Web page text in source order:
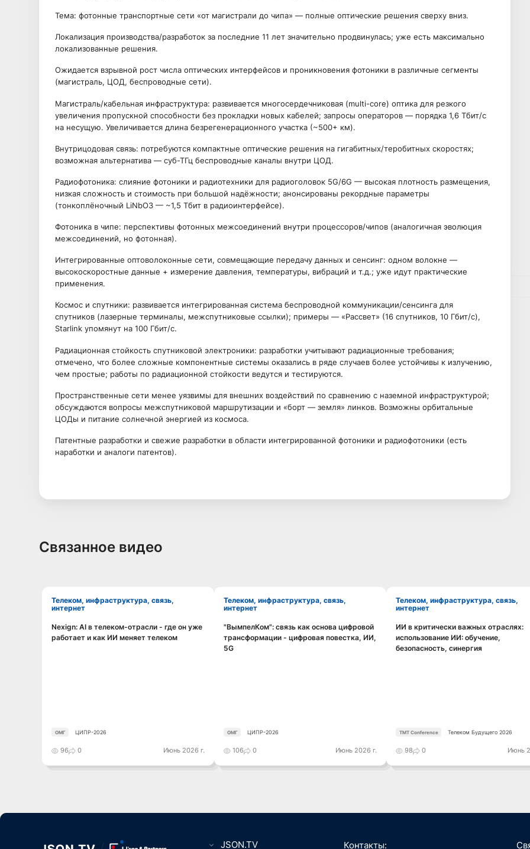
Тема: фотонные транспортные сети «от магистрали до чипа» — полные оптические решения сверху вниз.
Локализация производства/разработок за последние 11 лет значительно продвинулась; уже есть максимально
локализованные решения.
Ожидается взрывной рост числа оптических интерфейсов и проникновения фотоники в различные сегменты
(магистраль, ЦОД, беспроводные сети).
Магистраль/кабельная инфраструктура: развивается многосердечниковая (multi-core) оптика для резкого
увеличения пропускной способности без прокладки новых кабелей; запросы операторов — порядка 1,6 Тбит/с
на несущую. Увеличивается длина безрегенерационного участка (~500+ км).
Внутрицодовая связь: потребуются компактные оптические решения на гигабитных/теробитных скоростях;
возможная альтернатива — суб-ТГц беспроводные каналы внутри ЦОД.
Радиофотоника: слияние фотоники и радиотехники для радиоголовок 5G/6G — высокая плотность размещения,
низкая сложность и стоимость при большой надёжности; анонсированы рекордные параметры
(тонкоплёночный LiNbO3 — ~1,5 Тбит в радиоинтерфейсе).
Фотоника в чипе: перспективы фотонных межсоединений внутри процессоров/чипов (аналогичная эволюция
межсоединений, но фотонная).
Интегрированные оптоволоконные сети, совмещающие передачу данных и сенсинг: одном волокне —
высокоскоростные данные + измерение давления, температуры, вибраций и т.д.; уже идут практические
применения.
Космос и спутники: развивается интегрированная система беспроводной коммуникации/сенсинга для
спутников (лазерные терминалы, межспутниковые ссылки); примеры — «Рассвет» (16 спутников, 10 Гбит/с),
Starlink упомянут на 100 Гбит/с.
Радиационная стойкость спутниковой электроники: разработки учитывают радиационные требования;
отмечено, что более сложные компонентные системы оказались в ряде случаев более устойчивы к излучению,
чем простые; работы по радиационной стойкости ведутся и тестируются.
Пространственные сети менее уязвимы для внешних воздействий по сравнению с наземной инфраструктурой;
обсуждаются вопросы межспутниковой маршрутизации и «борт — земля» линков. Возможны орбитальные
ЦОДы и питание солнечной энергией из космоса.
Патентные разработки и свежие разработки в области интегрированной фотоники и радиофотоники (есть
наработки и аналоги патентов).
Связанное видео
Телеком, инфраструктура, связь,
интернет
Смотреть видео
Nexign: AI в телеком-отрасли - где он уже
работает и как ИИ меняет телеком
ОМГ ЦИПР-2026
96 0 Июнь 2026 г.
Телеком, инфраструктура, связь,
интернет
Смотреть видео
"ВымпелКом": связь как основа цифровой
трансформации - цифровая повестка, ИИ,
5G
ОМГ ЦИПР-2026
106 0 Июнь 2026 г.
Телеком, инфраструктура, связь,
интернет
Смотреть видео
ИИ в критически важных отраслях:
использование ИИ: обучение,
безопасность, синергия
TMT Conference Телеком Будущего 2026
98 0 Июнь
JSON.TV Контакты: